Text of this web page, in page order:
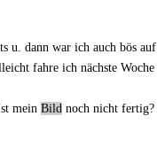
u. dann war ich auch bös auf
fahre ich nächste Woche
mein Bild noch nicht fertig?